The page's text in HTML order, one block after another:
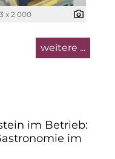
x 2 000
weitere ...
im Betrieb:
im